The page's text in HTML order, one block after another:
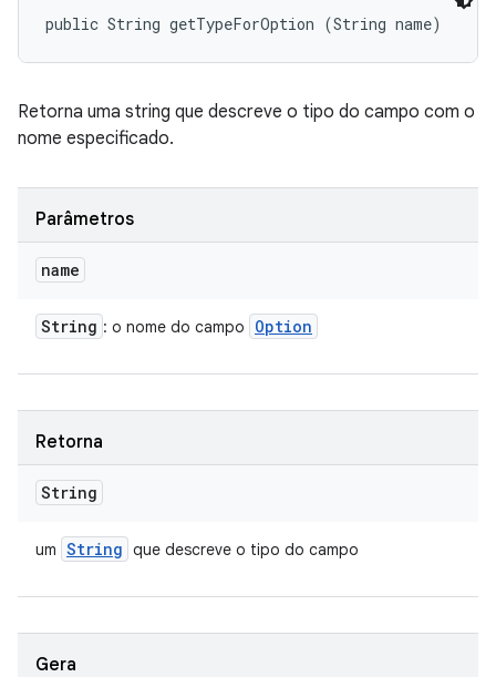
public String getTypeForOption (String name)
Retorna uma string que descreve o tipo do campo com o
nome especificado.
Parâmetros
name
String : o nome do campo Option
Retorna
String
um String que descreve o tipo do campo
Gera